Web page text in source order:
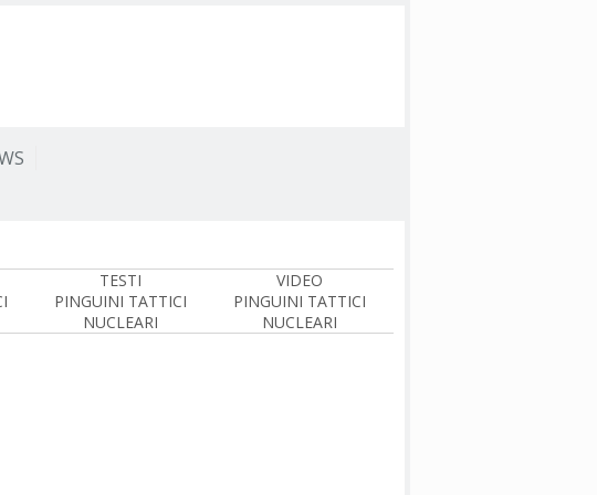
TESTI
PINGUINI TATTICI
NUCLEARI
VIDEO
PINGUINI TATTICI
NUCLEARI